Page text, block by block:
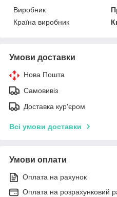
Виробник
Країна виробник
Умови доставки
Нова Пошта
Самовивіз
Доставка кур'єром
Всі умови доставки
Умови оплати
Оплата на рахунок
Оплата на розрахунковий